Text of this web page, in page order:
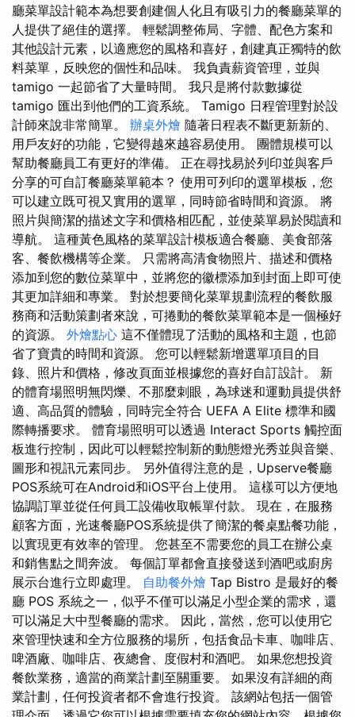
廳菜單設計範本為想要創建個人化且有吸引力的餐廳菜單的
人提供了絕佳的選擇。 輕鬆調整佈局、字體、配色方案和
其他設計元素，以適應您的風格和喜好，創建真正獨特的飲
料菜單，反映您的個性和品味。 我負責薪資管理，並與
tamigo 一起節省了大量時間。 我只是將付款數據從
tamigo 匯出到他們的工資系統。 Tamigo 日程管理對於設
計師來說非常簡單。 辦桌外燴 隨著日程表不斷更新新的、
用戶友好的功能，它變得越來越容易使用。 團體規模可以
幫助餐廳員工有更好的準備。 正在尋找易於列印並與客戶
分享的可自訂餐廳菜單範本？ 使用可列印的選單模板，您
可以建立既可視又實用的選單，同時節省時間和資源。 將
照片與簡潔的描述文字和價格相匹配，並使菜單易於閱讀和
導航。 這種黃色風格的菜單設計模板適合餐廳、美食部落
客、餐飲機構等企業。 只需將高清食物照片、描述和價格
添加到您的數位菜單中，並將您的徽標添加到封面上即可使
其更加詳細和專業。 對於想要簡化菜單規劃流程的餐飲服
務商和活動策劃者來說，可捲動的餐飲菜單範本是一個極好
的資源。 外燴點心 這不僅體現了活動的風格和主題，也節
省了寶貴的時間和資源。 您可以輕鬆新增選單項目的目
錄、照片和價格，修改頁面並根據您的喜好自訂設計。 新
的體育場照明無閃爍、不那麼刺眼，為球迷和運動員提供舒
適、高品質的體驗，同時完全符合 UEFA A Elite 標準和國
際轉播要求。 體育場照明可以透過 Interact Sports 觸控面
板進行控制，因此可以輕鬆控制新的動態燈光秀並與音樂、
圖形和視訊元素同步。 另外值得注意的是，Upserve餐廳
POS系統可在Android和iOS平台上使用。 這樣可以方便地
協調訂單並從任何員工設備收取帳單付款。 現在，在服務
顧客方面，光速餐廳POS系統提供了簡潔的餐桌點餐功能，
以實現更有效率的管理。 您甚至不需要您的員工在辦公桌
和銷售點之間奔波。 每個訂單都會直接發送到酒吧或廚房
展示台進行立即處理。 自助餐外燴 Tap Bistro 是最好的餐
廳 POS 系統之一，似乎不僅可以滿足小型企業的需求，還
可以滿足大中型餐廳的需求。 因此，當然，您可以使用它
來管理快速和全方位服務的場所，包括食品卡車、咖啡店、
啤酒廠、咖啡店、夜總會、度假村和酒吧。 如果您想投資
餐飲業務，適當的商業計劃至關重要。 如果沒有詳細的商
業計劃，任何投資者都不會進行投資。 該網站包括一個管